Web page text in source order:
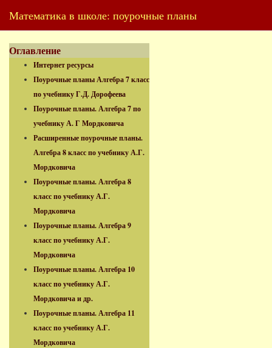
Математика в школе: поурочные планы
Оглавление
Интернет ресурсы
Поурочные планы Алгебра 7 класс
по учебнику Г.Д. Дорофеева
Поурочные планы. Алгебра 7 по
учебнику А. Г Мордковича
Расширенные поурочные планы.
Алгебра 8 класс по учебнику А.Г.
Мордковича
Поурочные планы. Алгебра 8
класс по учебнику А.Г.
Мордковича
Поурочные планы. Алгебра 9
класс по учебнику А.Г.
Мордковича
Поурочные планы. Алгебра 10
класс по учебнику А.Г.
Мордковича и др.
Поурочные планы. Алгебра 11
класс по учебнику А.Г.
Мордковича